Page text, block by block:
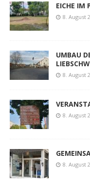
EICHE IM
8. August
UMBAU
8. August
8. August
8. August